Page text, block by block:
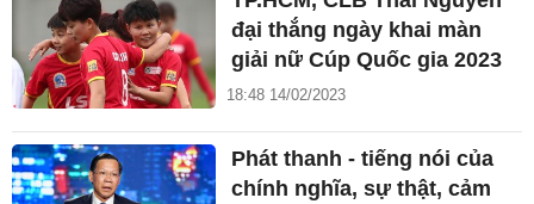
đại thắng ngày khai màn
giải nữ Cúp Quốc gia 2023
18:48 14/02/2023
Phát thanh - tiếng nói của
chính nghĩa, sự thật, cảm